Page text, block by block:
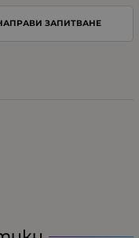
ЗАПИТВАНЕ